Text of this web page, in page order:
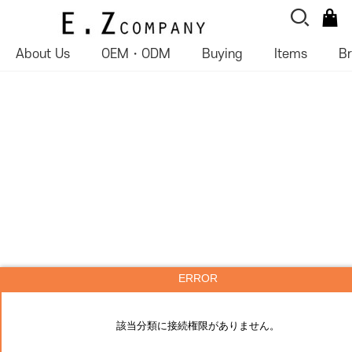
About Us OEM・ODM Buying Items
ERROR
該当分類に接続権限がありません。